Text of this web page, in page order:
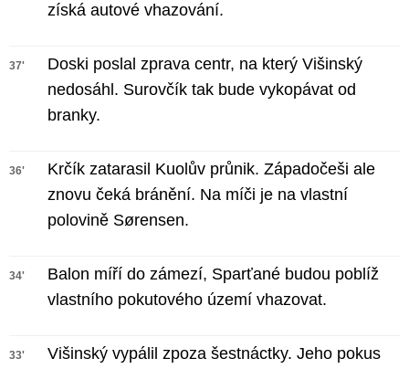
získá autové vhazování.
37'
Doski poslal zprava centr, na který Višinský
nedosáhl. Surovčík tak bude vykopávat od
branky.
36'
Krčík zatarasil Kuolův průnik. Západočeši ale
znovu čeká bránění. Na míči je na vlastní
polovině Sørensen.
34'
Balon míří do zámezí, Sparťané budou poblíž
vlastního pokutového území vhazovat.
33'
Višinský vypálil zpoza šestnáctky. Jeho pokus